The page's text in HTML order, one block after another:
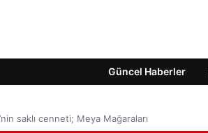
Güncel Haberler
saklı cenneti; Meya Mağaraları